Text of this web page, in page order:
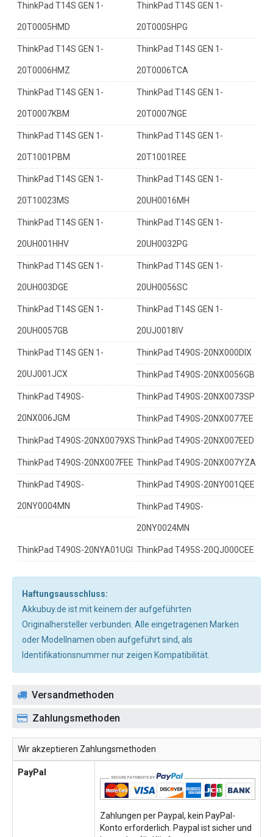
ThinkPad T14S GEN 1-
20T0005HMD
ThinkPad T14S GEN 1-
20T0005HPG
ThinkPad T14S GEN 1-
20T0006HMZ
ThinkPad T14S GEN 1-
20T0006TCA
ThinkPad T14S GEN 1-
20T0007KBM
ThinkPad T14S GEN 1-
20T0007NGE
ThinkPad T14S GEN 1-
20T1001PBM
ThinkPad T14S GEN 1-
20T1001REE
ThinkPad T14S GEN 1-
20T10023MS
ThinkPad T14S GEN 1-
20UH0016MH
ThinkPad T14S GEN 1-
20UH001HHV
ThinkPad T14S GEN 1-
20UH0032PG
ThinkPad T14S GEN 1-
20UH003DGE
ThinkPad T14S GEN 1-
20UH0056SC
ThinkPad T14S GEN 1-
20UH0057GB
ThinkPad T14S GEN 1-
20UJ0018IV
ThinkPad T14S GEN 1-
20UJ001JCX
ThinkPad T490S-20NX000DIX
ThinkPad T490S-20NX0056GB
ThinkPad T490S-
20NX006JGM
ThinkPad T490S-20NX0073SP
ThinkPad T490S-20NX0077EE
ThinkPad T490S-20NX0079XSThinkPad T490S-20NX007EED
ThinkPad T490S-20NX007FEE ThinkPad T490S-20NX007YZA
ThinkPad T490S-
20NY0004MN
ThinkPad T490S-20NY001QEE
ThinkPad T490S-
20NY0024MN
ThinkPad T490S-20NYA01UGI ThinkPad T495S-20QJ000CEE
Haftungsausschluss:
Akkubuy.de ist mit keinem der aufgeführten
Originalhersteller verbunden. Alle eingetragenen Marken
oder Modellnamen oben aufgeführt sind, als
Identifikationsnummer nur zeigen Kompatibilität.
Versandmethoden
Zahlungsmethoden
Wir akzeptieren Zahlungsmethoden
PayPal
Zahlungen per Paypal, kein PayPal-
Konto erforderlich. Paypal ist sicher und